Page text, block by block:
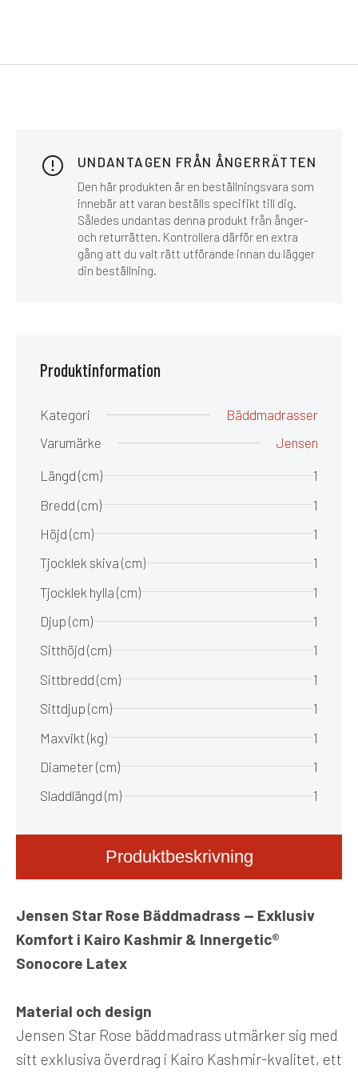
UNDANTAGEN FRÅN ÅNGERRÄTTEN
Den här produkten är en beställningsvara som
innebär att varan beställs specifikt till dig.
Således undantas denna produkt från ånger-
och returrätten. Kontrollera därför en extra
gång att du valt rätt utförande innan du lägger
din beställning.
Produktbeskrivning
Jensen Star Rose Bäddmadrass — Exklusiv
Komfort i Kairo Kashmir & Innergetic®
Sonocore Latex
Material och design
Jensen Star Rose bäddmadrass utmärker sig med
sitt exklusiva överdrag i Kairo Kashmir-kvalitet, ett
Produktinformation
Kategori
Bäddmadrasser
Varumärke
Jensen
Längd (cm)
1
Bredd (cm)
1
Höjd (cm)
1
Tjocklek skiva (cm)
1
Tjocklek hylla (cm)
1
Djup (cm)
1
Sitthöjd (cm)
1
Sittbredd (cm)
1
Sittdjup (cm)
1
Maxvikt (kg)
1
Diameter (cm)
1
Sladdlängd (m)
1